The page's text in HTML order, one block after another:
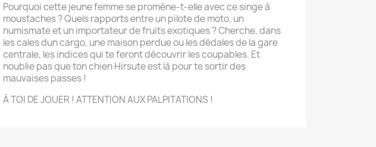
Pourquoi cette jeune femme se promène-t-elle avec ce singe à
moustaches ? Quels rapports entre un pilote de moto, un
numismate et un importateur de fruits exotiques ? Cherche, dans
les cales dun cargo, une maison perdue ou les dédales de la gare
centrale, les indices qui te feront découvrir les coupables. Et
noublie pas que ton chien Hirsute est là pour te sortir des
mauvaises passes !
À TOI DE JOUER ! ATTENTION AUX PALPITATIONS !